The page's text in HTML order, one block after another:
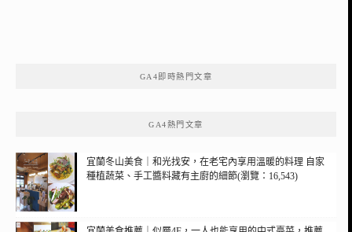
GA4即時熱門文章
GA4熱門文章
宜蘭冬山美食｜和光找安，在老宅內享用溫暖的料理 自家
種植蔬菜、手工醬料藏有主廚的細節(瀏覽：16,543)